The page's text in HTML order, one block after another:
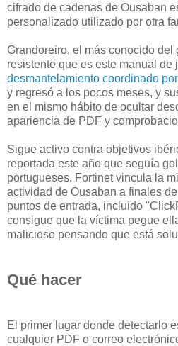
cifrado de cadenas de Ousaban
personalizado utilizado por otra
Grandoreiro, el más conocido del
resistente que es este manual de
desmantelamiento coordinado por
y regresó a los pocos meses, y
en el mismo hábito de ocultar
apariencia de PDF y
Sigue activo contra objetivos
reportada este año que seguía
portugueses. Fortinet vincula la
actividad de Ousaban a finales
puntos de entrada, incluido
consigue que la víctima pegue
malicioso pensando que está
Qué hacer
El primer lugar donde detectarlo
cualquier PDF o correo